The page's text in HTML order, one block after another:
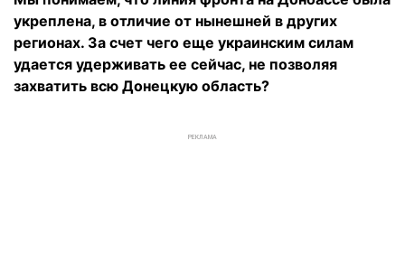
укреплена, в отличие от нынешней в других
регионах. За счет чего еще украинским силам
удается удерживать ее сейчас, не позволяя
захватить всю Донецкую область?
РЕКЛАМА